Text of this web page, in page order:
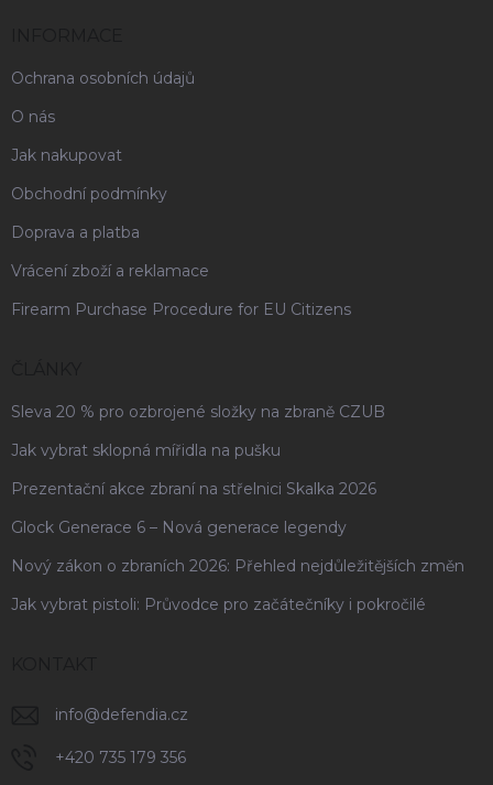
Ochrana osobních údajů
O nás
Jak nakupovat
Obchodní podmínky
Doprava a platba
Vrácení zboží a reklamace
Firearm Purchase Procedure for EU Citizens
Sleva 20 % pro ozbrojené složky na zbraně CZUB
Jak vybrat sklopná mířidla na pušku
Prezentační akce zbraní na střelnici Skalka 2026
Glock Generace 6 – Nová generace legendy
Nový zákon o zbraních 2026: Přehled nejdůležitějších změn
Jak vybrat pistoli: Průvodce pro začátečníky i pokročilé
info@defendia.cz
+420 735 179 356